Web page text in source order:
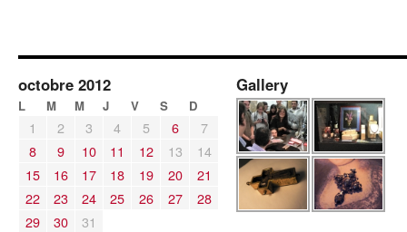
octobre 2012
L M M J V S D
1 2 3 4 5 6
7
8
9 10 11 12 13
14
15
16 17 18 19 20
21
22
23 24 25 26 27
28
29
30 31
Gallery